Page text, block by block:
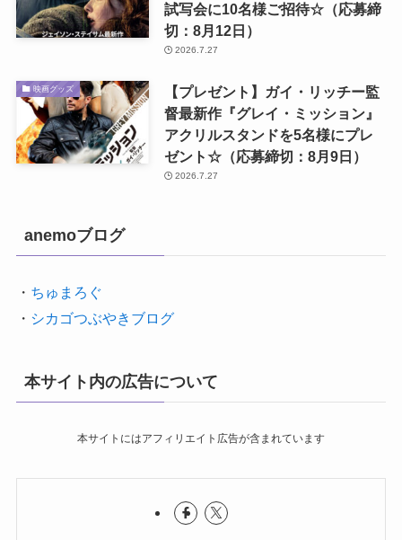
試写会に10名様ご招待☆（応募締
切：8月12日）
2026.7.27
映画グッズ
【プレゼント】ガイ・リッチー監
督最新作『グレイ・ミッション』
アクリルスタンドを5名様にプレ
ゼント☆（応募締切：8月9日）
2026.7.27
anemoブログ
・ ちゅまろぐ
・ シカゴつぶやきブログ
本サイト内の広告について
本サイトにはアフィリエイト広告が含まれています